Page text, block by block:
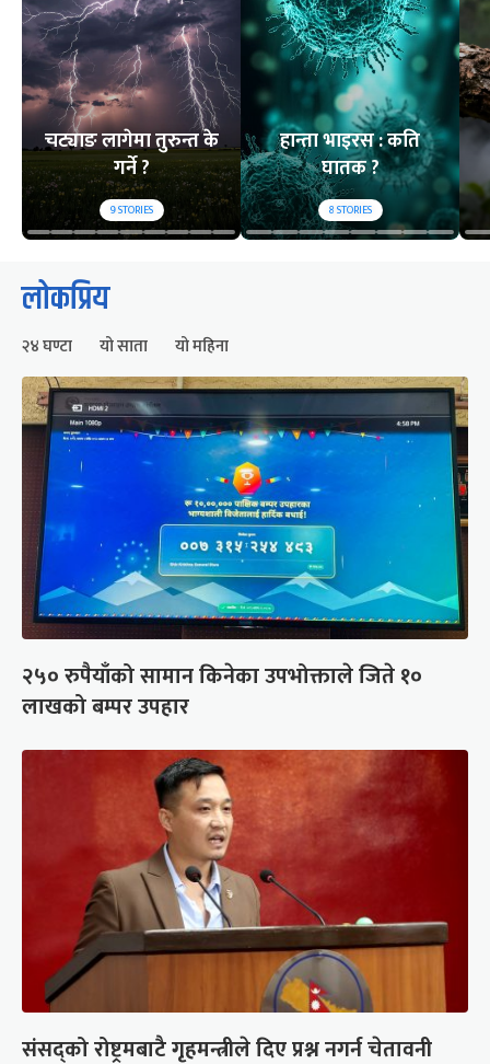
चट्याङ लागेमा तुरुन्त के
गर्ने ?
9STORIES
हान्ता भाइरस : कति
घातक ?
8STORIES
लोकप्रिय
२४ घण्टा यो साता यो महिना
२५० रुपैयाँको सामान किनेका उपभोक्ताले जिते १०
लाखको बम्पर उपहार
संसद्को रोष्ट्रमबाटै गृहमन्त्रीले दिए प्रश्न नगर्न चेतावनी